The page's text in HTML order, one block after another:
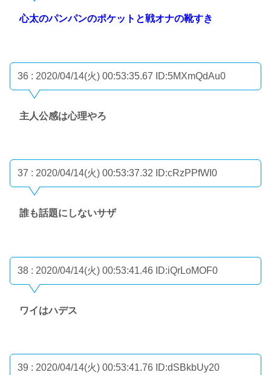
心太のパンパンのポケットと戦オナの靴すき
36 : 2020/04/14(火) 00:53:35.67 ID:5MXmQdAu0
主人公感は心理やろ
37 : 2020/04/14(火) 00:53:37.32 ID:cRzPPfWI0
誰も話題にしないサザ
38 : 2020/04/14(火) 00:53:41.46 ID:iQrLoMOF0
ワイはハデス
39 : 2020/04/14(火) 00:53:41.76 ID:dSBkbUy20